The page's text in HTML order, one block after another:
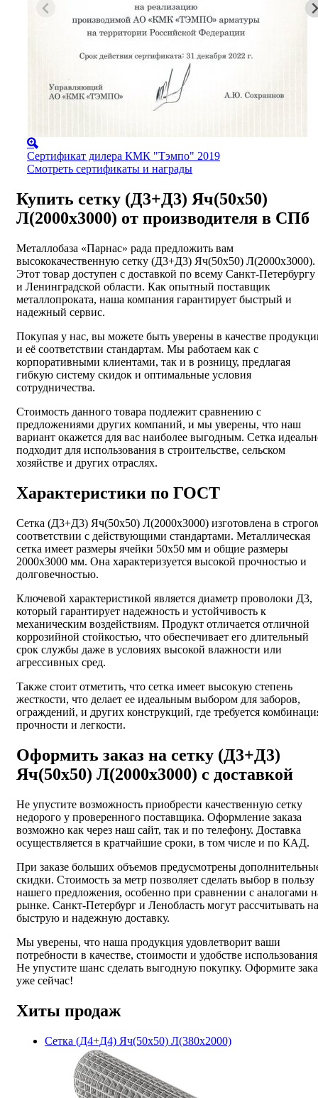
Сертификат дилера КМК "Тэмпо" 2019
Смотреть сертификаты и награды
Купить сетку (Д3+Д3) Яч(50х50)
Л(2000х3000) от производителя в СПб
Металлобаза «Парнас» рада предложить вам
высококачественную сетку (Д3+Д3) Яч(50х50) Л(2000х3000).
Этот товар доступен с доставкой по всему Санкт-Петербургу
и Ленинградской области. Как опытный поставщик
металлопроката, наша компания гарантирует быстрый и
надежный сервис.
Покупая у нас, вы можете быть уверены в качестве
и её соответствии стандартам. Мы работаем как с
корпоративными клиентами, так и в розницу, предлагая
гибкую систему скидок и оптимальные условия
сотрудничества.
Стоимость данного товара подлежит сравнению с
предложениями других компаний, и мы уверены, что наш
вариант окажется для вас наиболее выгодным. Сетка
подходит для использования в строительстве, сельском
хозяйстве и других отраслях.
Характеристики по ГОСТ
Сетка (Д3+Д3) Яч(50х50) Л(2000х3000) изготовлена в
соответствии с действующими стандартами. Металлическая
сетка имеет размеры ячейки 50х50 мм и общие размеры
2000х3000 мм. Она характеризуется высокой прочностью и
долговечностью.
Ключевой характеристикой является диаметр проволоки Д3,
который гарантирует надежность и устойчивость к
механическим воздействиям. Продукт отличается отличной
коррозийной стойкостью, что обеспечивает его длительный
срок службы даже в условиях высокой влажности или
агрессивных сред.
Также стоит отметить, что сетка имеет высокую степень
жесткости, что делает ее идеальным выбором для заборов,
ограждений, и других конструкций, где требуется
прочности и легкости.
Оформить заказ на сетку (Д3+Д3)
Яч(50х50) Л(2000х3000) с доставкой
Не упустите возможность приобрести качественную сетку
недорого у проверенного поставщика. Оформление заказа
возможно как через наш сайт, так и по телефону. Доставка
осуществляется в кратчайшие сроки, в том числе и по КАД.
При заказе больших объемов предусмотрены
скидки. Стоимость за метр позволяет сделать выбор в пользу
нашего предложения, особенно при сравнении с аналогами
рынке. Санкт-Петербург и Ленобласть могут рассчитывать на
быструю и надежную доставку.
Мы уверены, что наша продукция удовлетворит ваши
потребности в качестве, стоимости и удобстве
Не упустите шанс сделать выгодную покупку. Оформите
уже сейчас!
Хиты продаж
Сетка (Д4+Д4) Яч(50х50) Л(380х2000)